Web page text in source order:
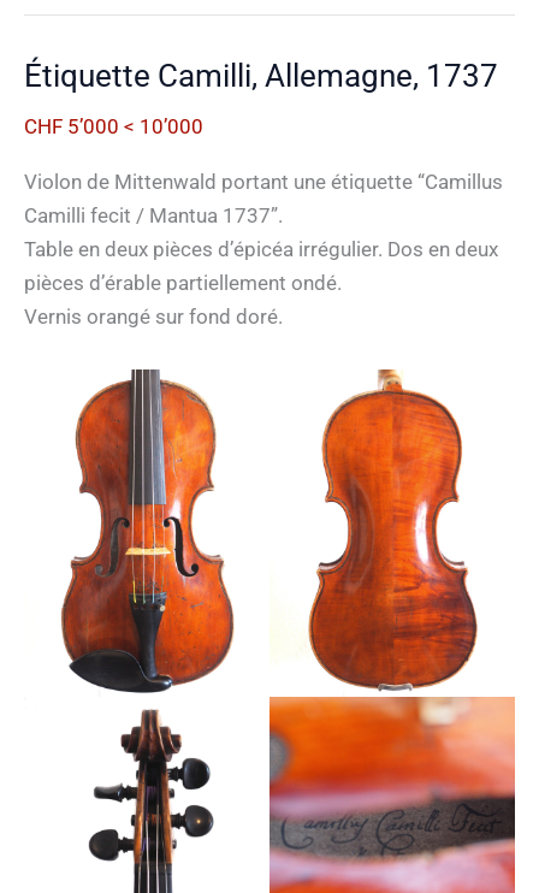
France,
Étiquette Camilli, Allemagne, 1737
CHF 5’000 < 10’000
Violon de Mittenwald portant une étiquette “Camillus
Camilli fecit / Mantua 1737”.
Table en deux pièces d’épicéa irrégulier. Dos en deux
pièces d’érable partiellement ondé.
Vernis orangé sur fond doré.